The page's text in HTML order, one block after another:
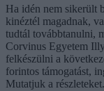
Ha idén nem sikerült
kinéztél magadnak,
tudtál továbbtanulni,
Corvinus Egyetem
felkészülni a
forintos támogatást,
Mutatjuk a részleteket.